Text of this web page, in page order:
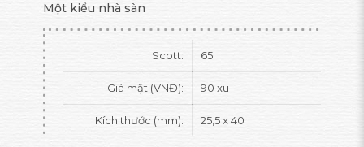
Một kiểu nhà sàn
Scott: 65
Giá mặt (VNĐ): 90 xu
Kích thước (mm): 25,5 x 40